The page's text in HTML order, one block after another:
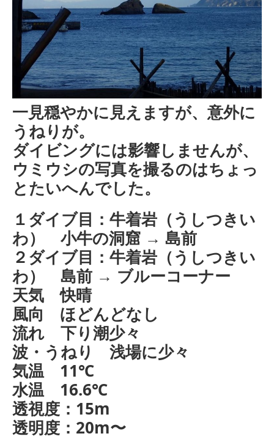
一見穏やかに見えますが、意外に
うねりが。
ダイビングには影響しませんが、
ウミウシの写真を撮るのはちょっ
とたいへんでした。
１ダイブ目：牛着岩（うしつきい
わ） 小牛の洞窟 → 島前
２ダイブ目：牛着岩（うしつきい
わ） 島前 → ブルーコーナー
天気 快晴
風向 ほどんどなし
流れ 下り潮少々
波・うねり 浅場に少々
気温 11℃
水温 16.6℃
透視度：15m
透明度：20m〜